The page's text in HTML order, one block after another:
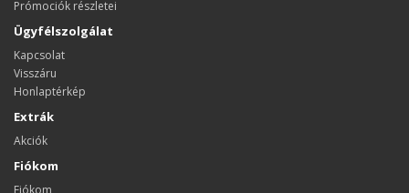
Prómociók részletei
Ügyfélszolgálat
Kapcsolat
Visszáru
Honlaptérkép
Extrák
Akciók
Fiókom
Fiókom